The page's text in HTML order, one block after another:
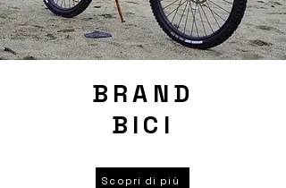
BRAND
BICI
Scopri di più